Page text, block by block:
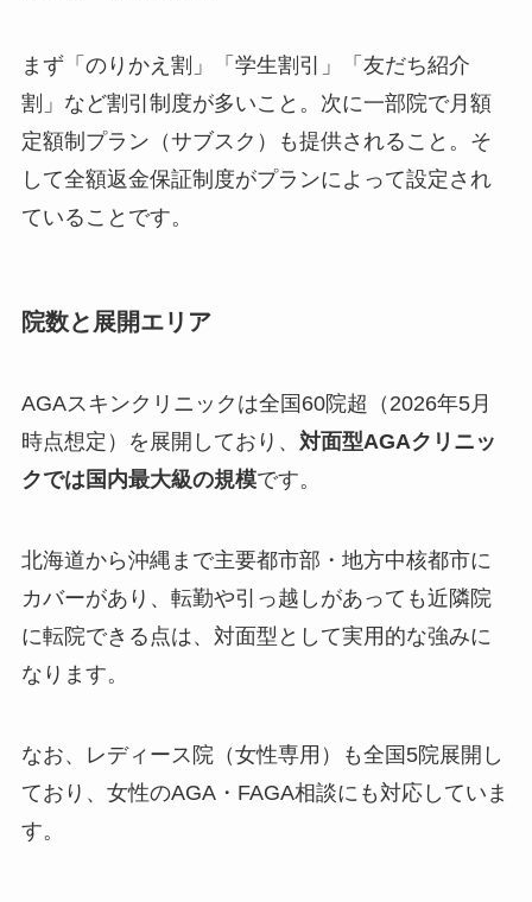
まず「のりかえ割」「学生割引」「友だち紹介
割」など割引制度が多いこと。次に一部院で月額
定額制プラン（サブスク）も提供されること。そ
して全額返金保証制度がプランによって設定され
ていることです。
院数と展開エリア
AGAスキンクリニックは全国60院超（2026年5月
時点想定）を展開しており、 対面型AGAクリニッ
クでは国内最大級の規模です。
北海道から沖縄まで主要都市部・地方中核都市に
カバーがあり、転勤や引っ越しがあっても近隣院
に転院できる点は、対面型として実用的な強みに
なります。
なお、レディース院（女性専用）も全国5院展開し
ており、女性のAGA・FAGA相談にも対応していま
す。